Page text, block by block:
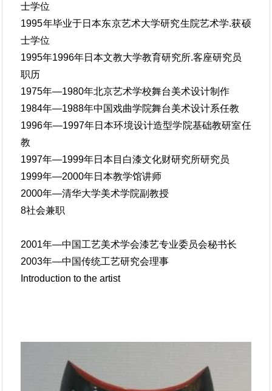
士学位
1995年毕业于日本东京艺术大学研究生院艺术学.获硕
士学位
1995年1996年日本文教大学教育研究所.客座研究员
职历
1975年—1980年北京艺术学校舞台美术设计制作
1984年—1988年中国戏曲学院舞台美术设计系任教
1996年—1997年日本环境设计造型学院基础教研室任
教
1997年—1999年日本目白漆文化财研究所研究员
1999年—2000年日本教学馆讲师
2000年—清华大学美术学院副教授
8社会兼职
2001年—中国工艺美术学会漆艺专业委员会秘书长
2003年—中国传统工艺研究会理事
Introduction to the artist